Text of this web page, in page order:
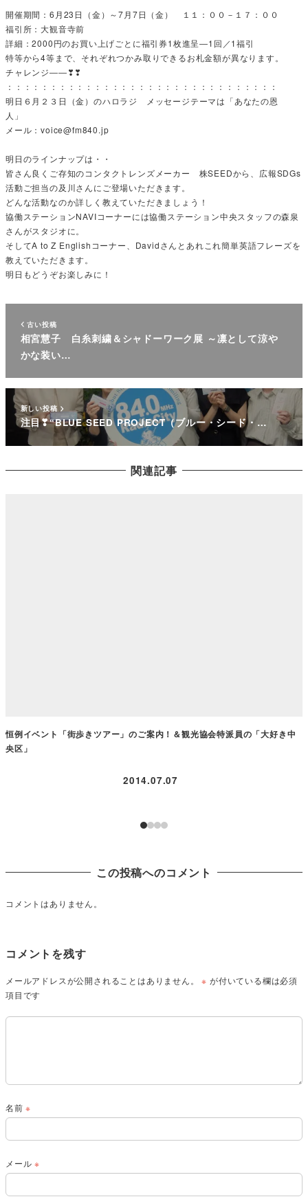
開催期間：6月23日（金）～7月7日（金） １１：００－１７：００
福引所：大観音寺前
詳細：2000円のお買い上げごとに福引券1枚進呈―1回／1福引
特等から4等まで、それぞれつかみ取りできるお札金額が異なります。
チャレンジ――❣❣
：：：：：：：：：：：：：：：：：：：：：：：：：：：：：：：
明日６月２３日（金）のハロラジ メッセージテーマは「あなたの恩
人」
メール：voice@fm840.jp
明日のラインナップは・・
皆さん良くご存知のコンタクトレンズメーカー 株SEEDから、広報SDGs
活動ご担当の及川さんにご登場いただきます。
どんな活動なのか詳しく教えていただきましょう！
協働ステーションNAVIコーナーには協働ステーション中央スタッフの森泉
さんがスタジオに。
そしてA to Z Englishコーナー、Davidさんとあれこれ簡単英語フレーズを
教えていただきます。
明日もどうぞお楽しみに！
古い投稿
相宮慧子 白糸刺繍＆シャドーワーク展 ～凛として涼や
かな装い…
新しい投稿
注目❣“BLUE SEED PROJECT（ブルー・シード・…
関連記事
恒例イベント「街歩きツアー」のご案内！＆観光協会特派員の「大好き中
央区」
2014.07.07
この投稿へのコメント
コメントはありません。
コメントを残す
メールアドレスが公開されることはありません。 ※ が付いている欄は必須
項目です
名前※
メール※